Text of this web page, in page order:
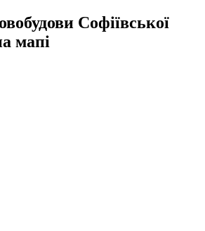
Софіївської
мапі